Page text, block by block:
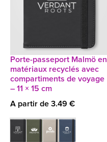
Porte-passeport Malmö en
matériaux recyclés avec
compartiments de voyage
– 11 × 15 cm
A partir de 3.49 €